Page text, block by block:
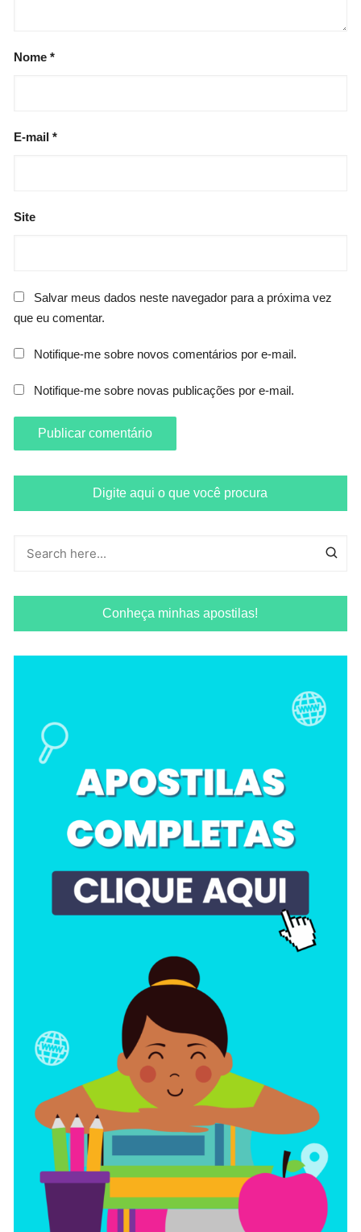
Nome*
E-mail*
Site
Salvar meus dados neste navegador para a próxima vez
que eu comentar.
Notifique-me sobre novos comentários por e-mail.
Notifique-me sobre novas publicações por e-mail.
Digite aqui o que você procura
Conheça minhas apostilas!